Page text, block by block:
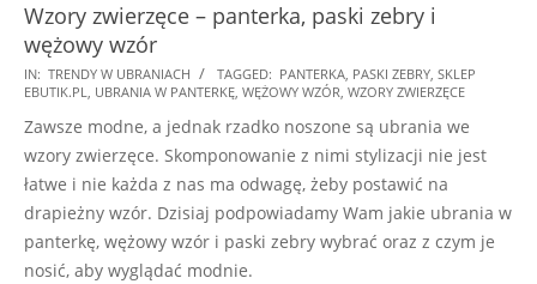
Wzory zwierzęce – panterka, paski zebry i
wężowy wzór
2025-
08-
26
IN: TRENDY W UBRANIACH TAGGED: PANTERKA, PASKI ZEBRY, SKLEP
EBUTIK.PL, UBRANIA W PANTERKĘ, WĘŻOWY WZÓR, WZORY ZWIERZĘCE
Zawsze modne, a jednak rzadko noszone są ubrania we
wzory zwierzęce. Skomponowanie z nimi stylizacji nie jest
łatwe i nie każda z nas ma odwagę, żeby postawić na
drapieżny wzór. Dzisiaj podpowiadamy Wam jakie ubrania w
panterkę, wężowy wzór i paski zebry wybrać oraz z czym je
nosić, aby wyglądać modnie.